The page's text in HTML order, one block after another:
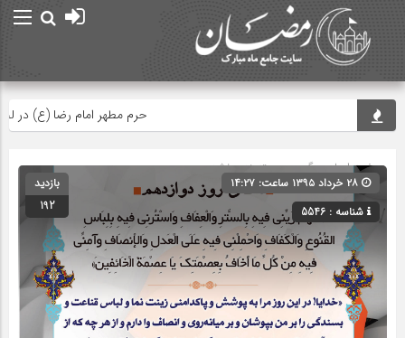
حرم مطهر امام رضا (ع) در لحظه
صفحه اصلی» گروه » دسته‌بندی نشده
شناسه : 5546
بازدید
192